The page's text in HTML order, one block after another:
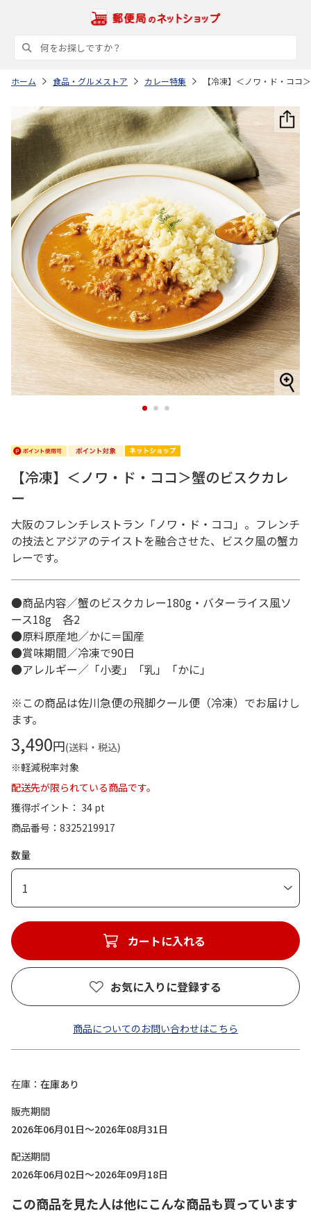
ホーム 食品・グルメストア カレー特集 【冷凍】＜ノワ・ド・ココ
1 2 3
【冷凍】＜ノワ・ド・ココ＞蟹のビスクカレ
ー
大阪のフレンチレストラン「ノワ・ド・ココ」。フレンチ
の技法とアジアのテイストを融合させた、ビスク風の蟹カ
レーです。
●商品内容／蟹のビスクカレー180g・バターライス風ソ
ース18g 各2
●原料原産地／かに＝国産
●賞味期間／冷凍で90日
●アレルギー／「小麦」「乳」「かに」
※この商品は佐川急便の飛脚クール便（冷凍）でお届けし
ます。
3,490円(送料・税込)
※軽減税率対象
配送先が限られている商品です。
獲得ポイント： 34 pt
商品番号
8325219917
数量
1
カートに入れる
お気に入りに登録する
商品についてのお問い合わせはこちら
在庫
在庫あり
販売期間
2026年06月01日～2026年08月31日
配送期間
2026年06月02日～2026年09月18日
この商品を見た人は他にこんな商品も買っています